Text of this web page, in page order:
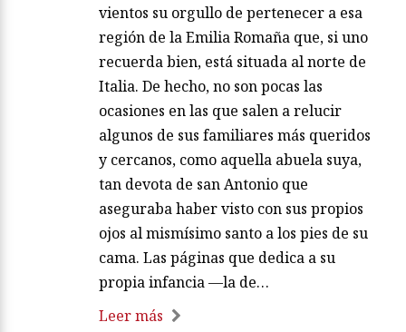
vientos su orgullo de pertenecer a esa
región de la Emilia Romaña que, si uno
recuerda bien, está situada al norte de
Italia. De hecho, no son pocas las
ocasiones en las que salen a relucir
algunos de sus familiares más queridos
y cercanos, como aquella abuela suya,
tan devota de san Antonio que
aseguraba haber visto con sus propios
ojos al mismísimo santo a los pies de su
cama. Las páginas que dedica a su
propia infancia —la de…
Leer más